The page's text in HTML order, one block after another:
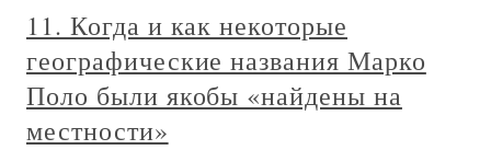
11. Когда и как некоторые
географические названия Марко
Поло были якобы «найдены на
местности»